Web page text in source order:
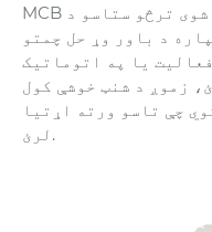
MCB شونټ ریلیز ډیزاین شوی ترڅو ستاسو د DAB7-63
د باور وړ حل چمتو
یا په اتوماتیک
زموږ د شنټ خوشې کول
چې تاسو ورته اړتیا
لرئ.